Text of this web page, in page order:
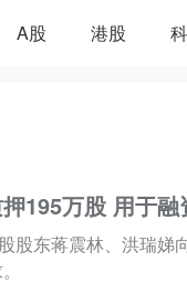
A股 港股
195万股 用于融
股东蒋震林、洪瑞娣